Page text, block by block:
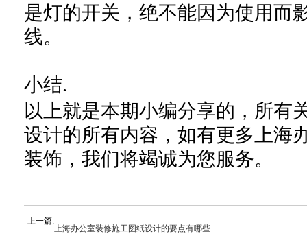
是灯的开关，绝不能因为使用而
线。
小结.
以上就是本期小编分享的，所有
设计的所有内容， 如有更多上海
装饰，我们将竭诚为您服务。
上一篇:上海办公室装修施工图纸设计的要点有哪些